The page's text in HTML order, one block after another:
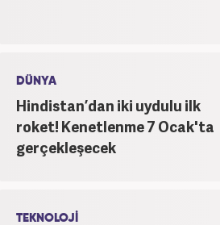
DÜNYA
Hindistan’dan iki uydulu ilk
roket! Kenetlenme 7 Ocak'ta
gerçekleşecek
TEKNOLOJİ